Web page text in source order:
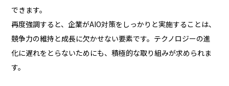
できます。
再度強調すると、企業がAIO対策をしっかりと実施することは、
競争力の維持と成長に欠かせない要素です。テクノロジーの進
化に遅れをとらないためにも、積極的な取り組みが求められま
す。